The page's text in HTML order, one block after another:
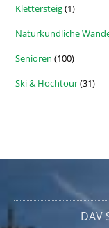
Klettersteig(1)
Naturkundliche
Senioren (100)
Ski & Hochtour(31)
DAV